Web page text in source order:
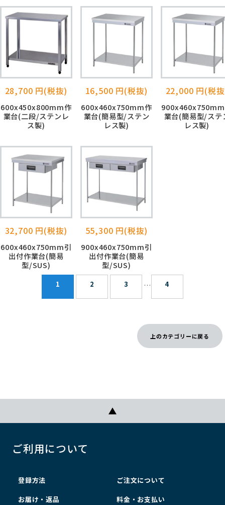
28,700 円(税抜)
600x450x800mm作
業台(二段/ステンレ
ス製)
16,500 円(税抜)
600x460x750mm作
業台(簡易型/ステン
レス製)
22,000 円(税
業台(簡易型/ステ
レス製)
32,700 円(税抜)
600x460x750mm引
出付作業台(簡易
型/SUS)
55,300 円(税抜)
900x460x750mm引
出付作業台(簡易
型/SUS)
1 2 3 … 4
上のカテゴリーに戻る
ご利用について
登録方法 ご注文について
お届け・返品 料金・お支払い